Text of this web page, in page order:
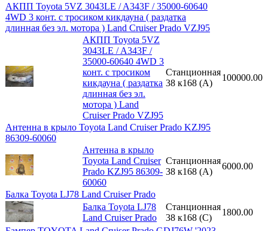
АКПП Toyota 5VZ 3043LE / A343F / 35000-60640
4WD 3 конт. с тросиком кикдауна ( раздатка
длинная без эл. мотора ) Land Cruiser Prado VZJ95
АКПП Toyota 5VZ
3043LE / A343F /
35000-60640 4WD 3
конт. с тросиком
кикдауна ( раздатка
длинная без эл.
мотора ) Land
Cruiser Prado VZJ95
Станционная
38 к168 (A)
100000.00
Антенна в крыло Toyota Land Cruiser Prado KZJ95
86309-60060
Антенна в крыло
Toyota Land Cruiser
Prado KZJ95 86309-
60060
Станционная
38 к168 (A)
6000.00
Балка Toyota LJ78 Land Cruiser Prado
Балка Toyota LJ78
Land Cruiser Prado
Станционная
38 к168 (С)
1800.00